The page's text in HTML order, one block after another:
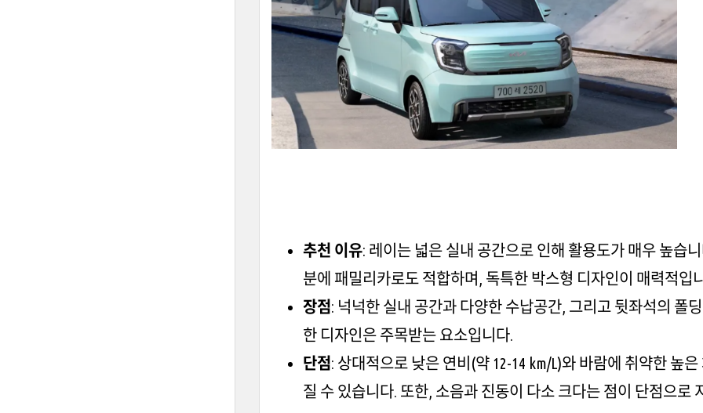
추천 이유: 레이는 넓은 실내 공간으로 인해 활용도가 매우 높습
분에 패밀리카로도 적합하며, 독특한 박스형 디자인이 매력적입
장점: 넉넉한 실내 공간과 다양한 수납공간, 그리고 뒷좌석의 폴
한 디자인은 주목받는 요소입니다.
단점: 상대적으로 낮은 연비(약 12-14 km/L)와 바람에 취약한 높
질 수 있습니다. 또한, 소음과 진동이 다소 크다는 점이 단점으로